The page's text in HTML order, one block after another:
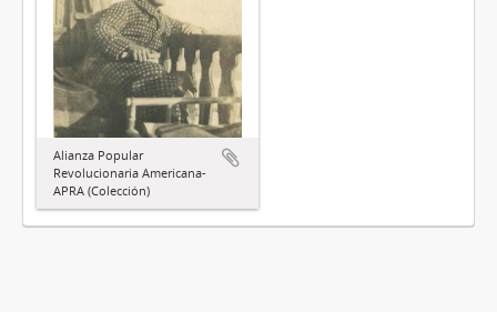
Alianza Popular
Revolucionaria Americana-
APRA (Colección)